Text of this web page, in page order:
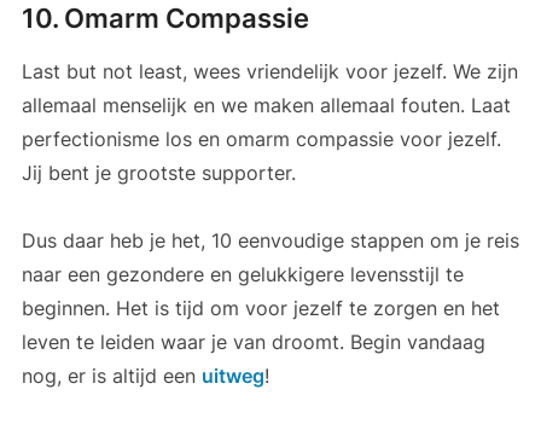
10. Omarm Compassie
Last but not least, wees vriendelijk voor jezelf. We zijn
allemaal menselijk en we maken allemaal fouten. Laat
perfectionisme los en omarm compassie voor jezelf.
Jij bent je grootste supporter.
Dus daar heb je het, 10 eenvoudige stappen om je reis
naar een gezondere en gelukkigere levensstijl te
beginnen. Het is tijd om voor jezelf te zorgen en het
leven te leiden waar je van droomt. Begin vandaag
nog, er is altijd een uitweg!